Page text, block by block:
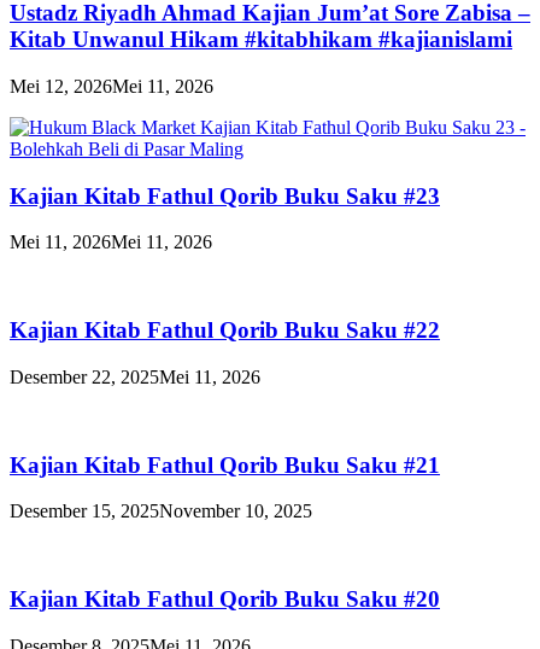
Ustadz Riyadh Ahmad Kajian Jum’at Sore Zabisa –
Kitab Unwanul Hikam #kitabhikam #kajianislami
Mei 12, 2026Mei 11, 2026
Kajian Kitab Fathul Qorib Buku Saku #23
Mei 11, 2026Mei 11, 2026
Kajian Kitab Fathul Qorib Buku Saku #22
Desember 22, 2025Mei 11, 2026
Kajian Kitab Fathul Qorib Buku Saku #21
Desember 15, 2025November 10, 2025
Kajian Kitab Fathul Qorib Buku Saku #20